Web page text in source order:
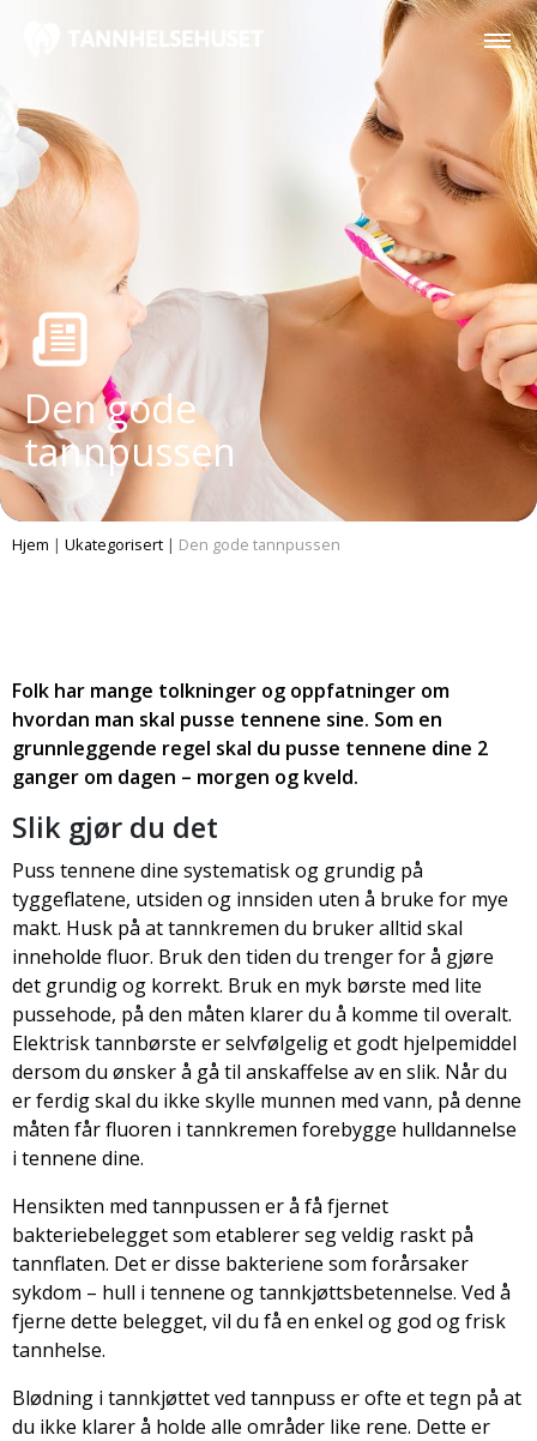
Den gode
tannpussen
Hjem | Ukategorisert | Den gode tannpussen
Folk har mange tolkninger og oppfatninger om
hvordan man skal pusse tennene sine. Som en
grunnleggende regel skal du pusse tennene dine 2
ganger om dagen – morgen og kveld.
Slik gjør du det
Puss tennene dine systematisk og grundig på
tyggeflatene, utsiden og innsiden uten å bruke for mye
makt. Husk på at tannkremen du bruker alltid skal
inneholde fluor. Bruk den tiden du trenger for å gjøre
det grundig og korrekt. Bruk en myk børste med lite
pussehode, på den måten klarer du å komme til overalt.
Elektrisk tannbørste er selvfølgelig et godt hjelpemiddel
dersom du ønsker å gå til anskaffelse av en slik. Når du
er ferdig skal du ikke skylle munnen med vann, på denne
måten får fluoren i tannkremen forebygge hulldannelse
i tennene dine.
Hensikten med tannpussen er å få fjernet
bakteriebelegget som etablerer seg veldig raskt på
tannflaten. Det er disse bakteriene som forårsaker
sykdom – hull i tennene og tannkjøttsbetennelse. Ved å
fjerne dette belegget, vil du få en enkel og god og frisk
tannhelse.
Blødning i tannkjøttet ved tannpuss er ofte et tegn på at
du ikke klarer å holde alle områder like rene. Dette er